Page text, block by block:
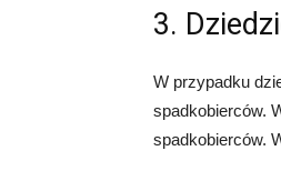
3.
W przypadku
spadkobierców.
spadkobierców.